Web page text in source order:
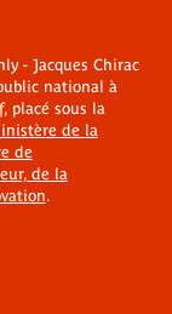
- Jacques Chirac
national à
placé sous la
de la
de
de la
.